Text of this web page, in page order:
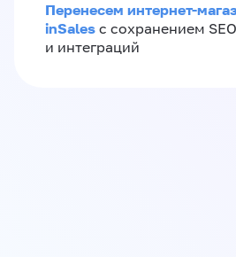
Перенесем интернет-
inSales с сохранением
и интеграций